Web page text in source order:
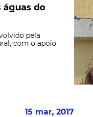
águas do
pela
com o apoio
15 mar, 2017